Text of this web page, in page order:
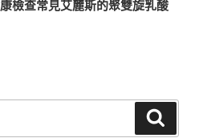
檢查常見艾麗斯的聚雙旋乳酸